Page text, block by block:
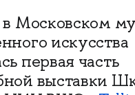
в Московском
искусства
первая часть
выставки